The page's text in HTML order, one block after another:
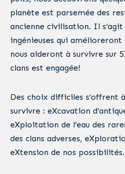
planète est parsemée des
ancienne civilisation. Il
ingénieuses qui
nous aideront à survivre sur
clans est engagée!
Des choix difficiles s’offrent
survivre : eXcavation
eXploitation de l’eau des
des clans adverses,
eXtension de nos possibilités.